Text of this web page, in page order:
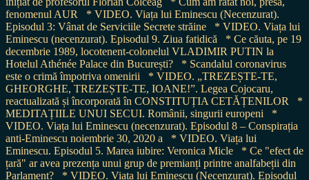
fenomenul AUR
* VIDEO. Viața lui Eminescu (Necenzurat).
Episodul 3: Vânat de Serviciile Secrete străine
* VIDEO. Viața lui
Eminescu (necenzurat). Episodul 9. Ziua fatidică
* Ce căuta, pe 19
decembrie 1989, locotenent-colonelul VLADIMIR PUTIN la
Hotelul Athénée Palace din București?
* Scandalul coronavirus
este o crimă împotriva omenirii
* VIDEO. „TREZEȘTE-TE,
GHEORGHE, TREZEȘTE-TE, IOANE!”. Legea Cojocaru,
reactualizată și încorporată în CONSTITUȚIA CETĂȚENILOR
*
MEDITAȚIILE UNUI SECUI. Românii, singurii europeni
*
VIDEO. Viața lui Eminescu (necenzurat). Episodul 8 – Conspirația
anti-Eminescu noiembrie 30, 2020 a
* VIDEO. Viața lui
Eminescu. Episodul 5. Marea iubire: Veronica Micle
* Ce "efect de
țară" ar avea prezența unui grup de premianți printre analfabeții din
Parlament?
* VIDEO. Viața lui Eminescu (Necenzurat). Episodul